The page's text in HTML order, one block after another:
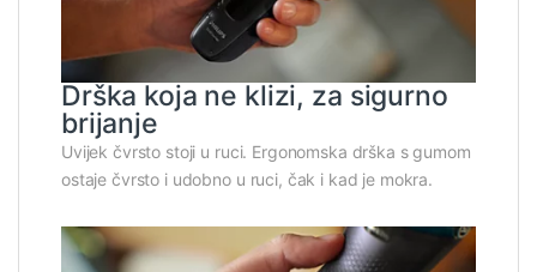
Drška koja ne klizi, za sigurno
brijanje
Uvijek čvrsto stoji u ruci. Ergonomska drška s gumom
ostaje čvrsto i udobno u ruci, čak i kad je mokra.